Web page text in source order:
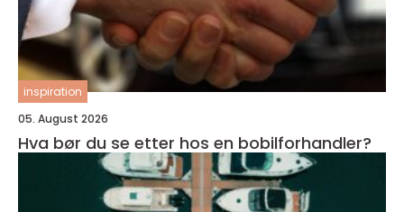
inspiration
05. August 2026
Hva bør du se etter hos en bobilforhandler?